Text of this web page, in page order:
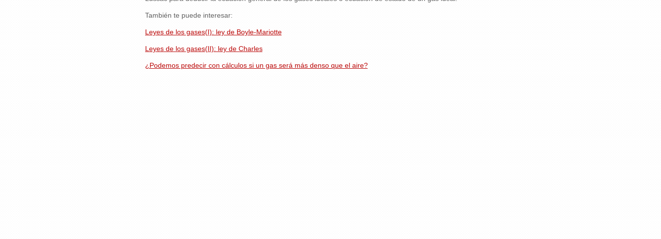
También te puede interesar:
Leyes de los gases(I): ley de Boyle-Mariotte
Leyes de los gases(II): ley de Charles
¿Podemos predecir con cálculos si un gas será más denso que el aire?